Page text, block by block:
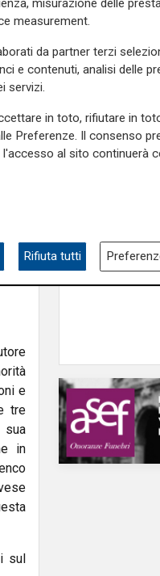
di
il
il
cui
e
tre
sua
in
sul
della
cordata
misurazione delle
measurement.
da partner terzi
e contenuti, analisi delle
servizi.
in toto, rifiutare in
Preferenze. Il consenso
al sito continuerà
Rifiuta tutti